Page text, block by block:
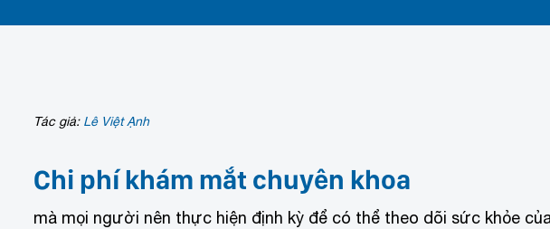
Tác giả: Lê Việt Ạnh
Chi phí khám mắt chuyên khoa
mà mọi người nên thực hiện định kỳ để có thể theo dõi sức khỏe